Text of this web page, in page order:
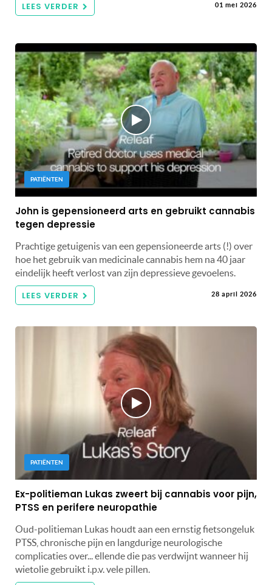
LEES VERDER 01 mei 2026
PATIËNTEN
John is gepensioneerd arts en gebruikt cannabis
tegen depressie
Prachtige getuigenis van een gepensioneerde arts (!) over
hoe het gebruik van medicinale cannabis hem na 40 jaar
eindelijk heeft verlost van zijn depressieve gevoelens.
LEES VERDER 28 april 2026
PATIËNTEN
Ex-politieman Lukas zweert bij cannabis voor pijn,
PTSS en perifere neuropathie
Oud-politieman Lukas houdt aan een ernstig fietsongeluk
PTSS, chronische pijn en langdurige neurologische
complicaties over... ellende die pas verdwijnt wanneer hij
wietolie gebruikt i.p.v. vele pillen.